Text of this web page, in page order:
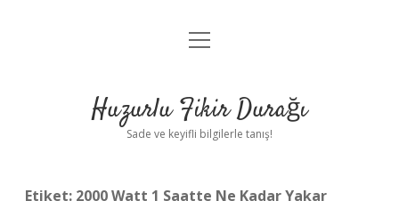
Anasayfa
Yasal Uyarı
menüyü
Huzurlu Fikir Durağı
Sade ve keyifli bilgilerle tanış!
Etiket: 2000 Watt 1 Saatte Ne Kadar Yakar